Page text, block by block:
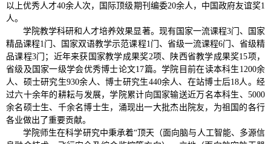
以上优秀人才40余人次，国际顶级期刊编委20余人，中国政府友谊奖1
人。
学院教学科研和人才培养效果显著。现有国家一流课程3门、国家
精品课程1门、国家双语教学示范课程1门、省级一流课程6门、省级精
品课程3门；近年来获国家教学成果奖2项、陕西省教学成果奖15项，
省级及国家一级学会优秀博士论文17篇。学院目前在读本科生1200余
人、硕士研究生930余人、博士研究生440余人、在站博士后18人。经
过六十余年的耕耘与发展，学院累计向国家输送近万名本科生、5000
余名硕士生、千余名博士生，涌现出一大批杰出院友，为祖国的各行
各业做出了重要贡献。
学院师生在科学研究中秉承着“顶天（面向脑与人工智能、多源信